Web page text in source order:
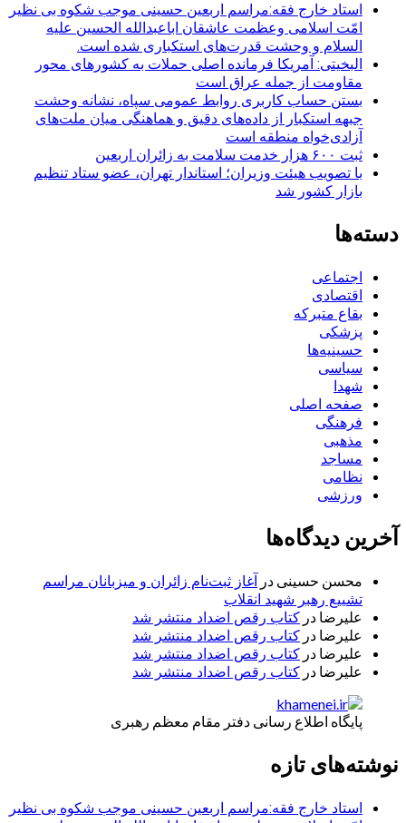
استاد خارج فقه:مراسم اربعین حسینی موجب شکوه بی نظیر
امّت اسلامی وعظمت عاشقان اباعبدالله الحسین علیه
السلام و وحشت قدرت‌های استکباری شده است.
البخیتی: آمریکا فرمانده اصلی حملات به کشورهای محور
مقاومت از جمله عراق است
بستن حساب کاربری روابط عمومی سپاه، نشانه‌ وحشت
جبهه استکبار از داده‌های دقیق و هماهنگی میان ملت‌های
آزادی‌خواه منطقه است
ثبت ۶۰۰ هزار خدمت سلامت به زائران اربعین
با تصویب هیئت وزیران؛ استاندار تهران، عضو ستاد تنظیم
بازار کشور شد
دسته‌ها
اجتماعی
اقتصادی
بقاع متبرکه
پزشکی
حسینیه‌ها
سیاسی
شهدا
صفحه اصلی
فرهنگی
مذهبی
مساجد
نظامی
ورزشی
آخرین دیدگاه‌ها
محسن حسینی در آغاز ثبت‌نام زائران و میزبانان مراسم
تشییع رهبر شهید انقلاب
علیرضا در کتاب رقص اضداد منتشر شد
علیرضا در کتاب رقص اضداد منتشر شد
علیرضا در کتاب رقص اضداد منتشر شد
علیرضا در کتاب رقص اضداد منتشر شد
پایگاه اطلاع رسانی دفتر مقام معظم رهبری
نوشته‌های تازه
استاد خارج فقه:مراسم اربعین حسینی موجب شکوه بی نظیر